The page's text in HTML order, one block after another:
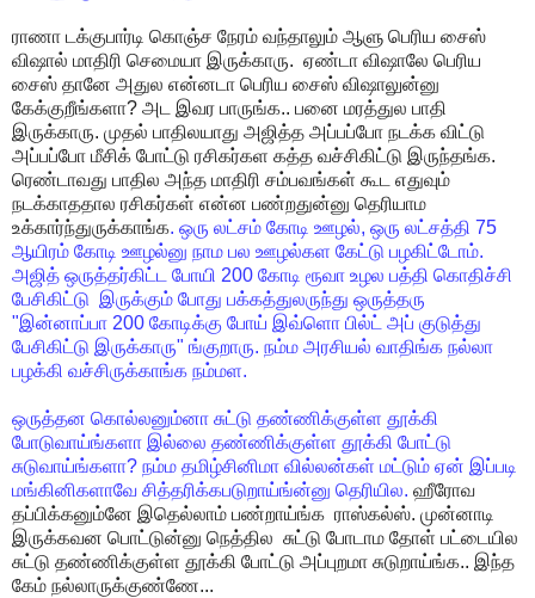
ராணா டக்குபார்டி கொஞ்ச நேரம் வந்தாலும் ஆளு பெரிய சைஸ்
விஷால் மாதிரி செமையா இருக்காரு. ஏண்டா விஷாலே பெரிய
சைஸ் தானே அதுல என்னடா பெரிய சைஸ் விஷாலுன்னு
கேக்குறீங்களா? அட இவர பாருங்க.. பனை மரத்துல பாதி
இருக்காரு. முதல் பாதிலயாது அஜித்த அப்பப்போ நடக்க விட்டு
அப்பப்போ மீசிக் போட்டு ரசிகர்கள கத்த வச்சிகிட்டு இருந்தங்க.
ரெண்டாவது பாதில அந்த மாதிரி சம்பவங்கள் கூட
எதுவும்
நடக்காததால ரசிகர்கள் என்ன பண்றதுன்னு தெரியாம
உக்கார்ந்துருக்காங்க. ஒரு லட்சம் கோடி ஊழல், ஒரு லட்சத்தி 75
ஆயிரம் கோடி ஊழல்னு நாம பல ஊழல்கள கேட்டு பழகிட்டோம்.
அஜித் ஒருத்தர்கிட்ட போயி 200 கோடி ரூவா உழல பத்தி கொதிச்சி
பேசிகிட்டு இருக்கும் போது பக்கத்துலருந்து ஒருத்தரு
"இன்னாப்பா 200 கோடிக்கு போய் இவ்ளொ பில்ட் அப் குடுத்து
பேசிகிட்டு இருக்காரு" ங்குறாரு. நம்ம அரசியல் வாதிங்க நல்லா
பழக்கி வச்சிருக்காங்க நம்மள.
ஒருத்தன கொல்லனும்னா சுட்டு தண்ணிக்குள்ள தூக்கி
போடுவாய்ங்களா இல்லை தண்ணிக்குள்ள தூக்கி போட்டு
சுடுவாய்ங்களா? நம்ம தமிழ்சினிமா வில்லன்கள் மட்டும் ஏன் இப்படி
மங்கினிகளாவே சித்தரிக்கபடுறாய்ங்ன்னு தெரியில. ஹீரோவ
தப்பிக்கனும்னே இதெல்லாம் பண்றாய்ங்க ராஸ்கல்ஸ். முன்னாடி
இருக்கவன பொட்டுன்னு நெத்தில சுட்டு போடாம தோள் பட்டையில
சுட்டு தண்ணிக்குள்ள தூக்கி போட்டு அப்புறமா சுடுறாய்ங்க.. இந்த
கேம் நல்லாருக்குண்ணே...